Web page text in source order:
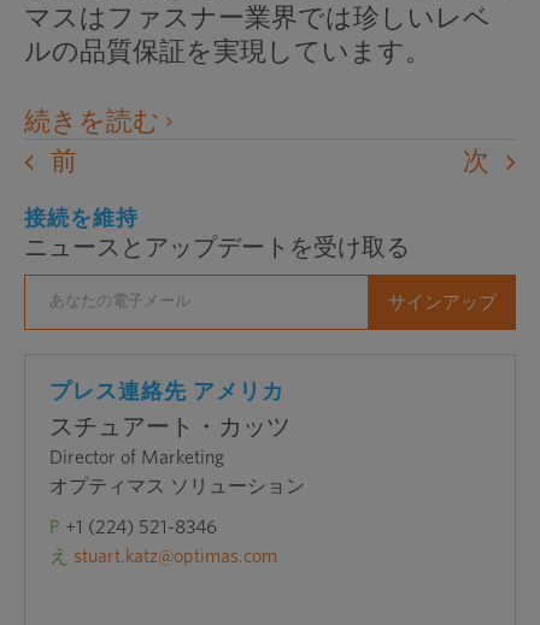
マスはファスナー業界では珍しいレベ
ルの品質保証を実現しています。
続きを読む 外
ェ
サ
ト
を
新
し
い
ウ
前 次
接続を維持
ニュースとアップデートを受け取る
プレス連絡先 アメリカ
スチュアート・カッツ
Director of Marketing
オプティマス ソリューション
P +1 (224) 521-8346
え
stuart.katz@optimas.com